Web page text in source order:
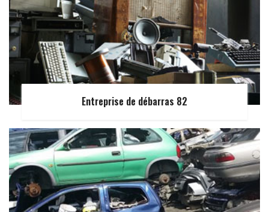
Entreprise de débarras 82